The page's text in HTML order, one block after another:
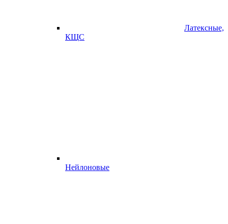
Латексные,
КЩС
Нейлоновые